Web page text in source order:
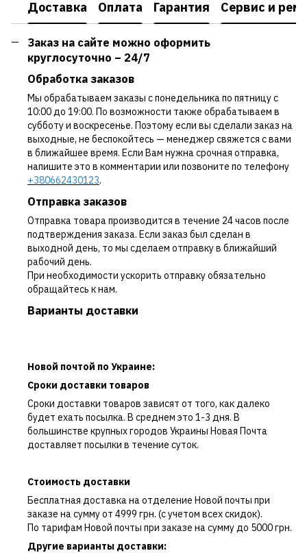
Доставка Оплата Гарантия Сервис и
Заказ на сайте можно оформить
круглосуточно – 24/7
Обработка заказов
Мы обрабатываем заказы с понедельника по пятницу с
10:00 до 19:00. По возможности также обрабатываем в
субботу и воскресенье. Поэтому если вы сделали заказ на
выходные, не беспокойтесь — менеджер свяжется с вами
в ближайшее время. Если Вам нужна срочная отправка,
напишите это в комментарии или позвоните по телефону
+380662430123.
Отправка заказов
Отправка товара производится в течение 24 часов после
подтверждения заказа. Если заказ был сделан в
выходной день, то мы сделаем отправку в ближайший
рабочий день.
При необходимости ускорить отправку обязательно
обращайтесь к нам.
Варианты доставки
Новой почтой по Украине:
Сроки доставки товаров
Сроки доставки товаров зависят от того, как далеко
будет ехать посылка. В среднем это 1-3 дня. В
большинстве крупных городов Украины Новая Почта
доставляет посылки в течение суток.
Стоимость доставки
Бесплатная доставка на отделение Новой почты при
заказе на сумму от 4999 грн. (с учетом всех скидок).
По тарифам Новой почты при заказе на сумму до 5000 грн.
Другие варианты доставки: